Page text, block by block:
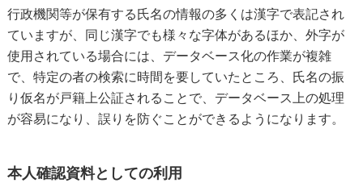
行政機関等が保有する氏名の情報の多くは漢字で表記され
ていますが、同じ漢字でも様々な字体があるほか、外字が
使用されている場合には、データベース化の作業が複雑
で、特定の者の検索に時間を要していたところ、氏名の振
り仮名が戸籍上公証されることで、データベース上の処理
が容易になり、誤りを防ぐことができるようになります。
本人確認資料としての利用